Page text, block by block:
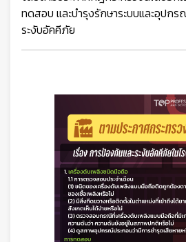
ทดสอบ และบำรุงรักษาระบบและอุปก
ระงับอัคคีภัย